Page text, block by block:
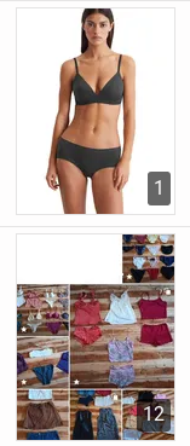
1
12
Kategorie